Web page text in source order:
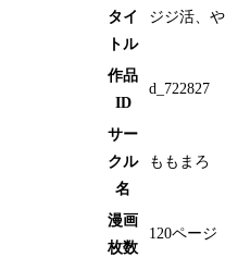
タイ
トル
ジジ活、
作品
ID
d_722827
サー
クル
名
ももまろ
漫画
枚数
120ページ